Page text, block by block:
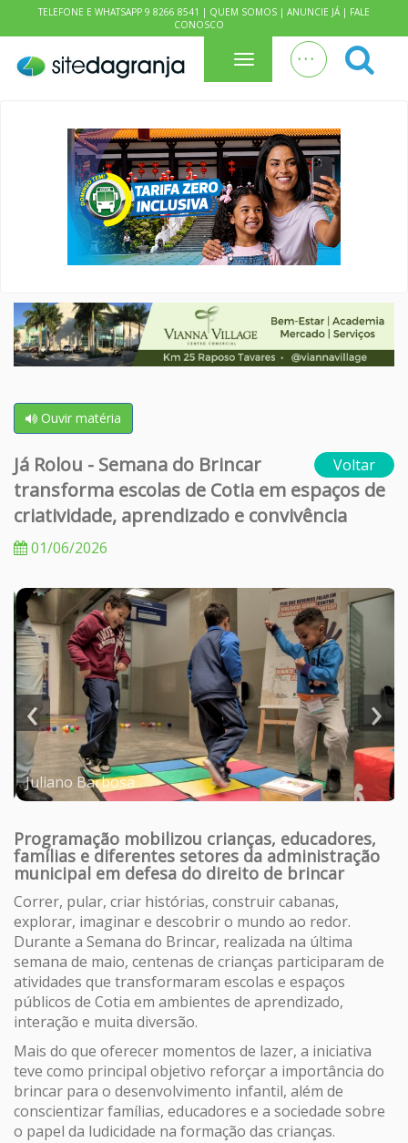
TELEFONE E WHATSAPP 9 8266 8541 | QUEM SOMOS | ANUNCIE JÁ| FALE
CONOSCO
Menu . . .
Ouvir matéria
Voltar
Já Rolou - Semana do Brincar
transforma escolas de Cotia em espaços de
criatividade, aprendizado e convivência
01/06/2026
Juliano Barbosa
‹ ›
Programação mobilizou crianças, educadores,
famílias e diferentes setores da administração
municipal em defesa do direito de brincar
Correr, pular, criar histórias, construir cabanas,
explorar, imaginar e descobrir o mundo ao redor.
Durante a Semana do Brincar, realizada na última
semana de maio, centenas de crianças participaram de
atividades que transformaram escolas e espaços
públicos de Cotia em ambientes de aprendizado,
interação e muita diversão.
Mais do que oferecer momentos de lazer, a iniciativa
teve como principal objetivo reforçar a importância do
brincar para o desenvolvimento infantil, além de
conscientizar famílias, educadores e a sociedade sobre
o papel da ludicidade na formação das crianças.